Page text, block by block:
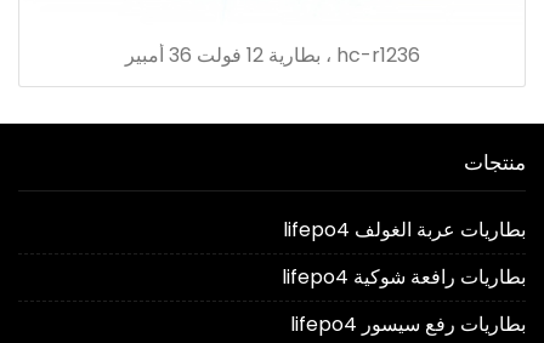
hc-r1236 ، بطارية 12 فولت 36 أمبير
منتجات
بطاريات عربة الغولف lifepo4
بطاريات رافعة شوكية lifepo4
بطاريات رفع سيسور lifepo4